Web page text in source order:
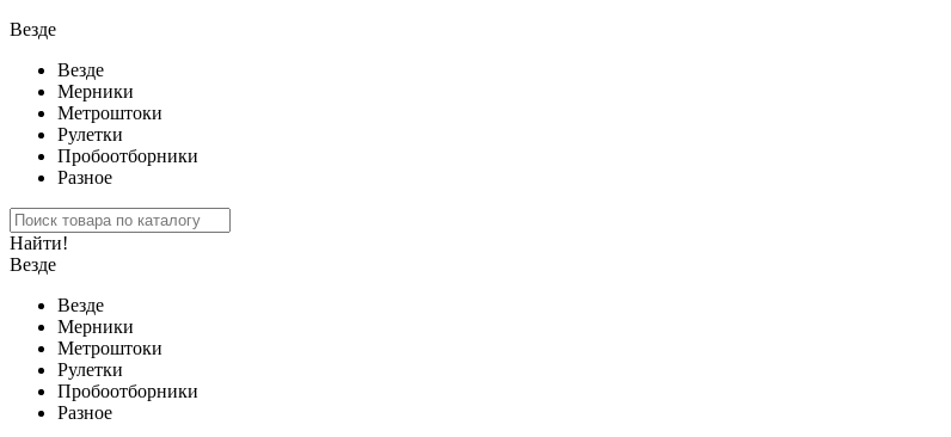
Везде
Везде
Мерники
Метроштоки
Рулетки
Пробоотборники
Разное
Найти!
Везде
Везде
Мерники
Метроштоки
Рулетки
Пробоотборники
Разное